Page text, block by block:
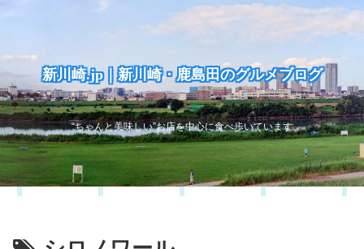
新川崎.jp｜新川崎・鹿島田のグルメブログ
“ちゃんと美味しい”お店を中心に食べ歩いています